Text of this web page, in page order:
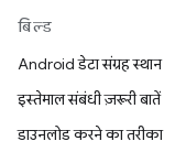
बिल्ड
Android डेटा संग्रह स्थान
इस्तेमाल संबंधी ज़रूरी बातें
डाउनलोड करने का तरीका